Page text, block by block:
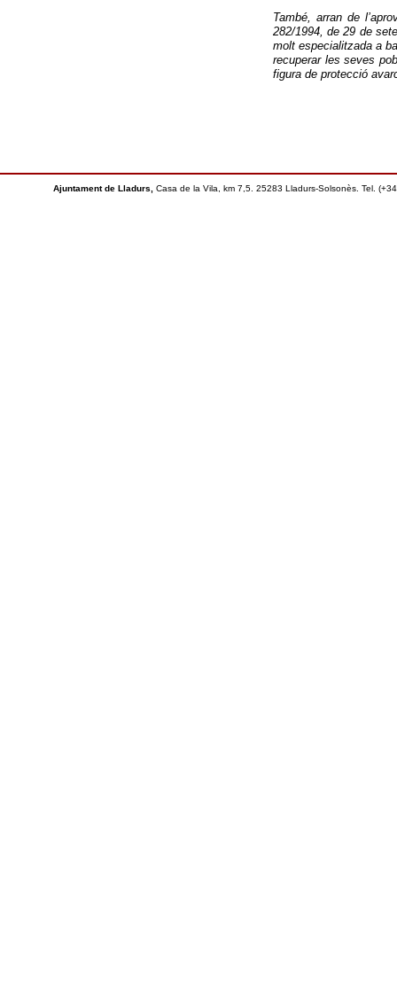
També, arran de
282/1994, de 29 de
molt especialitzada a
recuperar les seves
figura de protecció
Ajuntament de Lladurs, Casa de la Vila, km 7,5. 25283 Lladurs-Solsonès. Tel.